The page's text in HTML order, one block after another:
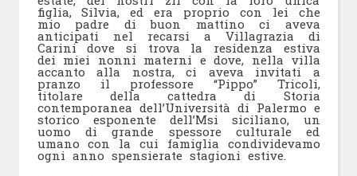
figlia, Silvia, ed era proprio con lei che
mio padre di buon mattino ci aveva
anticipati nel recarsi a Villagrazia di
Carini dove si trova la residenza estiva
dei miei nonni materni e dove, nella villa
accanto alla nostra, ci aveva invitati a
pranzo il professore “Pippo” Tricoli,
titolare della cattedra di Storia
contemporanea dell’Università di Palermo e
storico esponente dell’Msi siciliano, un
uomo di grande spessore culturale ed
umano con la cui famiglia condividevamo
ogni anno spensierate stagioni estive.